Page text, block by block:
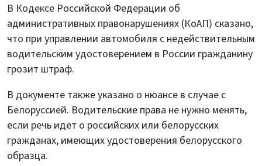
В Кодексе Российской Федерации об
административных правонарушениях (КоАП) сказано,
что при управлении автомобиля с недействительным
водительским удостоверением в России гражданину
грозит штраф.
В документе также указано о нюансе в случае с
Белоруссией. Водительские права не нужно менять,
если речь идет о российских или белорусских
гражданах, имеющих удостоверения белорусского
образца.